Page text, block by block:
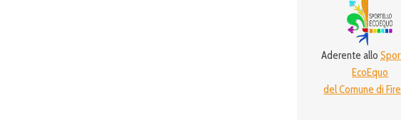
Aderente allo
EcoEquo
del Comune di